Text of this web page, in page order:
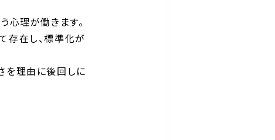
心理が働きます。
存在し、標準化が
を理由に後回しに